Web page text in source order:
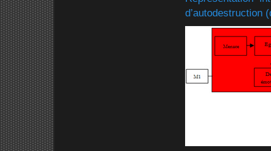
d’autodestruction